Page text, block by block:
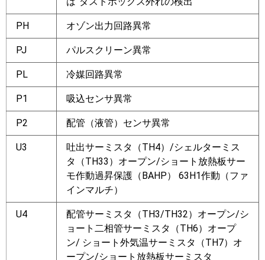
PH オゾン出力回路異常
PJ パルスクリーン異常
PL 冷媒回路異常
P1 吸込センサ異常
P2 配管（液管）センサ異常
U3
吐出サーミスタ（TH4）/シェルターミス
タ（TH33）オープン/ショート放熱板サー
モ作動過昇保護（BAHP） 63H1作動（ファ
インマルチ）
U4
配管サーミスタ（TH3/TH32）オープン/シ
ョート二相管サーミスタ（TH6）オープ
ン/ ショート外気温サーミスタ（TH7）オ
ープン/ショート放熱板サーミスタ